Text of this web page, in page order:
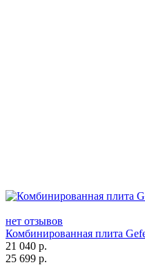
нет отзывов
Комбинированная плита
21 040 р.
25 699 р.